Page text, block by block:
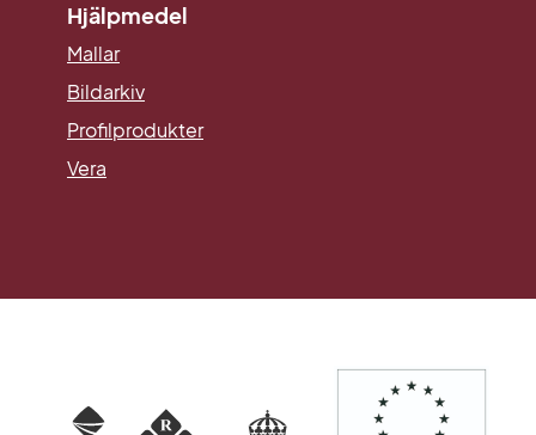
Hjälpmedel
Mallar
BildarkivLänk till annan webbplats.
Profilprodukter
Vera